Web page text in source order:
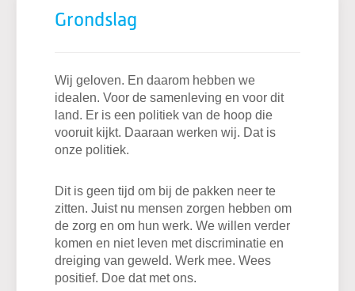
Grondslag
Wij geloven. En daarom hebben we
idealen. Voor de samenleving en voor dit
land. Er is een politiek van de hoop die
vooruit kijkt. Daaraan werken wij. Dat is
onze politiek.
Dit is geen tijd om bij de pakken neer te
zitten. Juist nu mensen zorgen hebben om
de zorg en om hun werk. We willen verder
komen en niet leven met discriminatie en
dreiging van geweld. Werk mee. Wees
positief. Doe dat met ons.